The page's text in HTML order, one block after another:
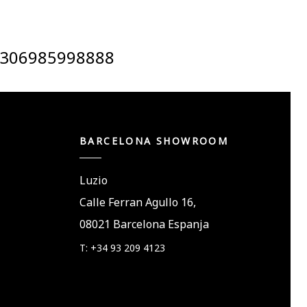
BARCELONA SHOWROOM
Luzio
Calle Ferran Agullo 16,
08021 Barcelona Espanja
T: +34 93 209 4123